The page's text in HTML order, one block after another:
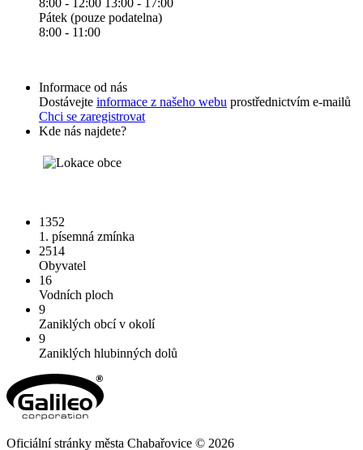
Pátek (pouze podatelna)
8:00 - 11:00
Informace od nás
Dostávejte informace z našeho webu prostřednictvím e-mailů
Chci se zaregistrovat
Kde nás najdete?
1352
1. písemná zmínka
2514
Obyvatel
16
Vodních ploch
9
Zaniklých obcí v okolí
9
Zaniklých hlubinných dolů
Oficiální stránky města Chabařovice © 2026